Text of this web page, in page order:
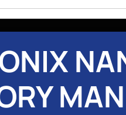
MAN